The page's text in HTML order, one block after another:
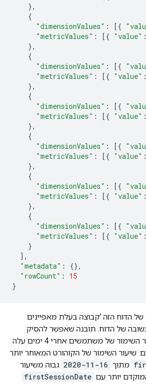
},
{
"dimensionValues" : [{
"metricValues" : [{ "value" :
},
{
"dimensionValues" : [{
"metricValues" : [{ "value" :
},
{
"dimensionValues" : [{
"metricValues" : [{ "value" :
},
{
"dimensionValues" : [{
"metricValues" : [{ "value" :
},
{
"dimensionValues" : [{
"metricValues" : [{ "value" :
},
{
"dimensionValues" : [{
"metricValues" : [{ "value" :
}
],
"metadata" :
{},
"rowCount" :
15
}
הדוח הזה 'קבוצה בעלת מאפיינים
של הדוח. תובנה שאפשר להסיק
מהדוח הזה היא ששיעור השימור של משתמשים אחרי 4 ימים עלה
שיעור השימור של הקוהורט המאוחר יותר
מתוך 2020-11-16 גבוה משיעור
יותר עם firstSessionDate